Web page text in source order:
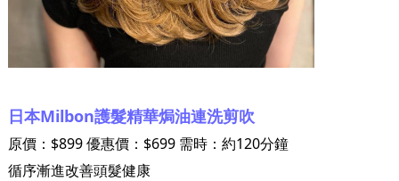
日本Milbon護髮精華焗油連洗剪吹
原價：$899 優惠價：$699 需時：約120分鐘
循序漸進改善頭髮健康